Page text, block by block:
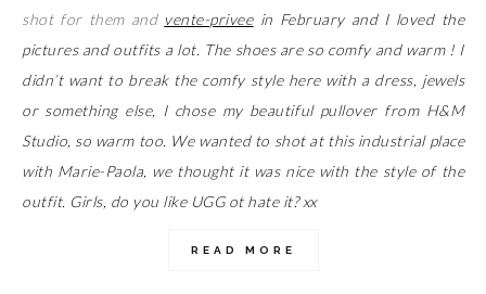
shot for them and vente-priveein February and I loved the
pictures and outfits a lot. The shoes are so comfy and warm ! I
didn’t want to break the comfy style here with a dress, jewels
or something else, I chose my beautiful pullover from H&M
Studio, so warm too. We wanted to shot at this industrial place
with Marie-Paola, we thought it was nice with the style of the
outfit. Girls, do you like UGG ot hate it? xx
READ MORE